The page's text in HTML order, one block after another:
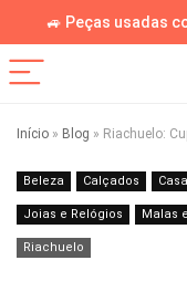
🚙 Peças usadas
Início » Blog » Riachuelo:
Beleza Calçados Casa
Joias e Relógios Malas
Riachuelo